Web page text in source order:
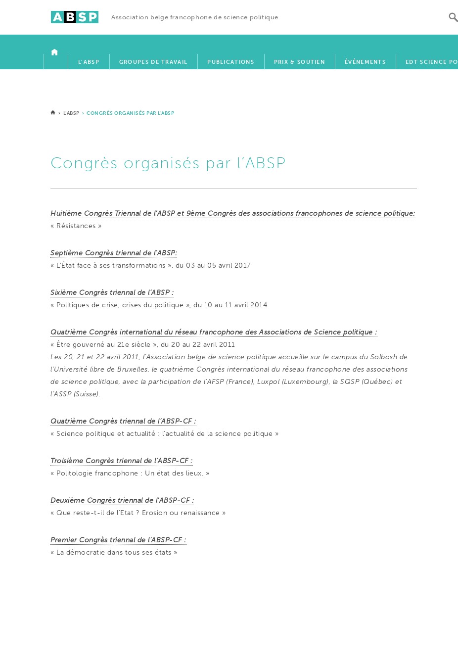
Association belge francophone de science politique
ACCUEIL
L’ABSP
GROUPES DE TRAVAIL PUBLICATIONS PRIX & SOUTIEN ÉVÉNEMENTS EDT SCIENCE PO
› L’ABSP › CONGRÈS ORGANISÉS PAR L’ABSP
Congrès organisés par l’ABSP
Huitième Congrès Triennal de l’ABSP et 9ème Congrès des associations francophones de science politique:
« Résistances »
Septième Congrès triennal de l’ABSP:
« L’État face à ses transformations », du 03 au 05 avril 2017
Sixième Congrès triennal de l’ABSP :
« Politiques de crise, crises du politique », du 10 au 11 avril 2014
Quatrième Congrès international du réseau francophone des Associations de Science politique :
« Être gouverné au 21e siècle », du 20 au 22 avril 2011
Les 20, 21 et 22 avril 2011, l’Association belge de science politique accueille sur le campus du Solbosh de
l’Université libre de Bruxelles, le quatrième Congrès international du réseau francophone des associations
de science politique, avec la participation de l’AFSP (France), Luxpol (Luxembourg), la SQSP (Québec) et
l’ASSP (Suisse).
Quatrième Congrès triennal de l’ABSP-CF :
« Science politique et actualité : l’actualité de la science politique »
Troisième Congrès triennal de l’ABSP-CF :
« Politologie francophone : Un état des lieux. »
Deuxième Congrès triennal de l’ABSP-CF :
« Que reste-t-il de l’Etat ? Erosion ou renaissance »
Premier Congrès triennal de l’ABSP-CF :
« La démocratie dans tous ses états »